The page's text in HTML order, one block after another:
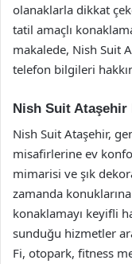
olanaklarla dikkat
tatil amaçlı
makalede, Nish Suit
telefon bilgileri
Nish Suit Ataşehir
Nish Suit Ataşehir,
misafirlerine ev
mimarisi ve şık
zamanda
konaklamayı keyifli
sunduğu hizmetler
Fi, otopark, fitness